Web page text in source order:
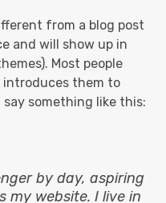
from a blog post
and will show up in
Most people
them to
something like this:
by day, aspiring
my website. I live in